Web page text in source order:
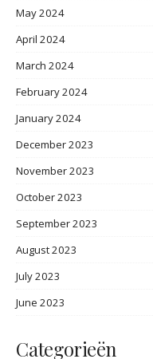
May 2024
April 2024
March 2024
February 2024
January 2024
December 2023
November 2023
October 2023
September 2023
August 2023
July 2023
June 2023
Categorieën